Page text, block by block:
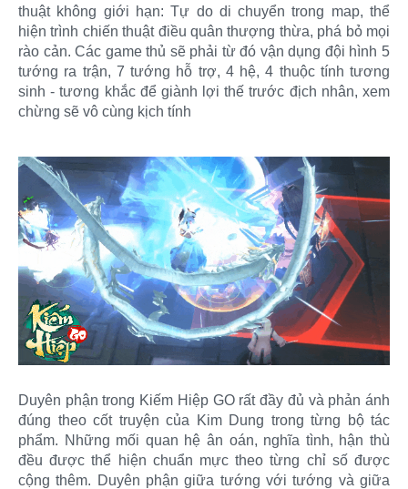
thuật không giới hạn: Tự do di chuyển trong map, thể
hiện trình chiến thuật điều quân thượng thừa, phá bỏ mọi
rào cản. Các game thủ sẽ phải từ đó vận dụng đội hình 5
tướng ra trận, 7 tướng hỗ trợ, 4 hệ, 4 thuộc tính tương
sinh - tương khắc để giành lợi thế trước địch nhân, xem
chừng sẽ vô cùng kịch tính
Duyên phận trong Kiếm Hiệp GO rất đầy đủ và phản ánh
đúng theo cốt truyện của Kim Dung trong từng bộ tác
phẩm. Những mối quan hệ ân oán, nghĩa tình, hận thù
đều được thể hiện chuẩn mực theo từng chỉ số được
cộng thêm. Duyên phận giữa tướng với tướng và giữa